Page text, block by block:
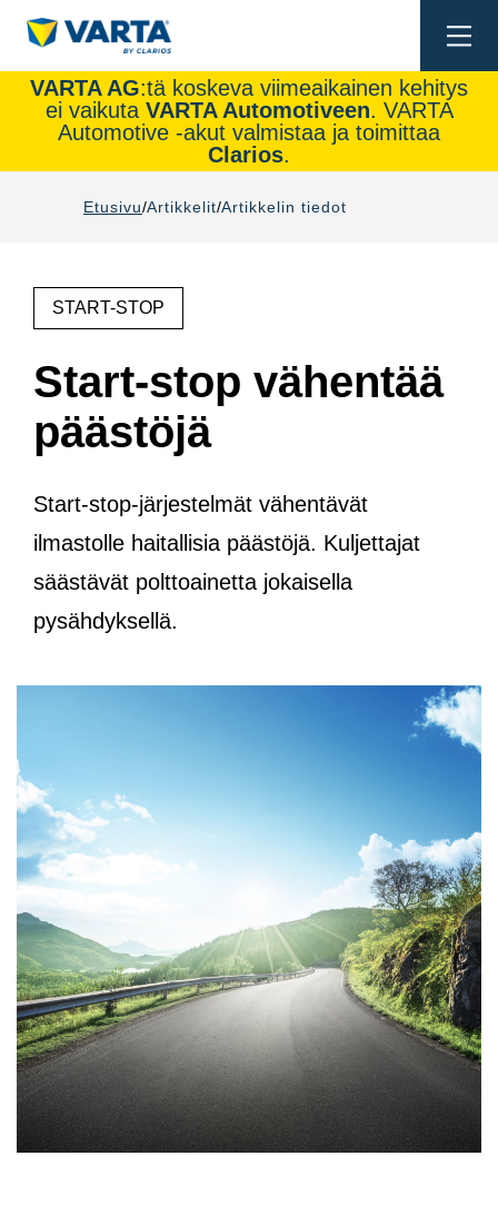
VARTA AG:tä koskeva viimeaikainen kehitys
ei vaikuta VARTA Automotiveen. VARTA
Automotive -akut valmistaa ja toimittaa
Clarios.
Etusivu Artikkelit Artikkelin tiedot
START-STOP
Start-stop vähentää
päästöjä
Start-stop-järjestelmät vähentävät
ilmastolle haitallisia päästöjä. Kuljettajat
säästävät polttoainetta jokaisella
pysähdyksellä.